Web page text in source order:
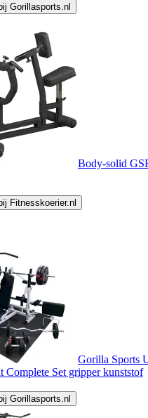
Gorillasports.nl
Body-solid
Fitnesskoerier.nl
Gorilla Sports
Complete Set gripper kunststof
Gorillasports.nl